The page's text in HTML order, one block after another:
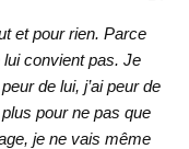
et pour rien. Parce
lui convient pas. Je
de lui, j’ai peur de
pour ne pas que
je ne vais même